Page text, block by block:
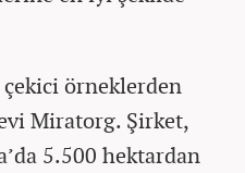
örneklerden
Miratorg. Şirket,
5.500 hektardan